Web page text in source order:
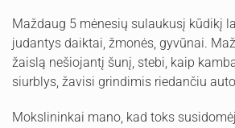
Maždaug 5 mėnesių sulaukusį kūdikį
judantys daiktai, žmonės, gyvūnai.
žaislą nešiojantį šunį, stebi, kaip
siurblys, žavisi grindimis riedančiu
Mokslininkai mano, kad toks